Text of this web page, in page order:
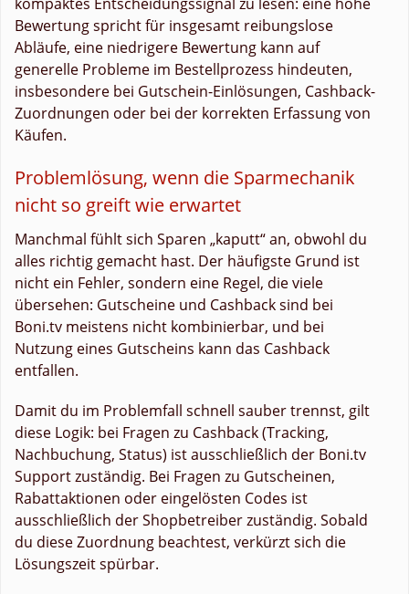
Bewertung spricht für insgesamt reibungslose
Abläufe, eine niedrigere Bewertung kann auf
generelle Probleme im Bestellprozess hindeuten,
insbesondere bei Gutschein-Einlösungen, Cashback-
Zuordnungen oder bei der korrekten Erfassung von
Käufen.
Problemlösung, wenn die Sparmechanik
nicht so greift wie erwartet
Manchmal fühlt sich Sparen „kaputt“ an, obwohl du
alles richtig gemacht hast. Der häufigste Grund ist
nicht ein Fehler, sondern eine Regel, die viele
übersehen: Gutscheine und Cashback sind bei
Boni.tv meistens nicht kombinierbar, und bei
Nutzung eines Gutscheins kann das Cashback
entfallen.
Damit du im Problemfall schnell sauber trennst, gilt
diese Logik: bei Fragen zu Cashback (Tracking,
Nachbuchung, Status) ist ausschließlich der Boni.tv
Support zuständig. Bei Fragen zu Gutscheinen,
Rabattaktionen oder eingelösten Codes ist
ausschließlich der Shopbetreiber zuständig. Sobald
du diese Zuordnung beachtest, verkürzt sich die
Lösungszeit spürbar.